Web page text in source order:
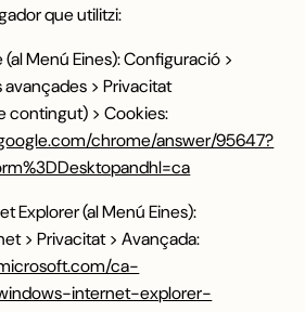
que utilitzi:
Menú Eines): Configuració >
> Privacitat
contingut) > Cookies:
chrome/answer/95647?
Explorer (al Menú Eines):
> Privacitat > Avançada:
ca-
internet-explorer-